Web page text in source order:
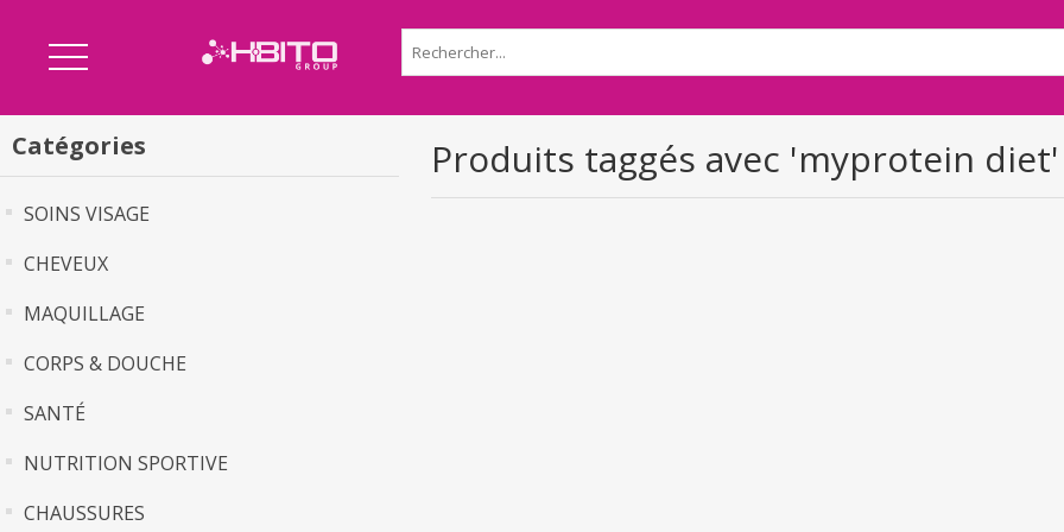
Catégories
SOINS VISAGE
CHEVEUX
MAQUILLAGE
CORPS & DOUCHE
SANTÉ
NUTRITION SPORTIVE
CHAUSSURES
Produits taggés avec 'myprotein diet'